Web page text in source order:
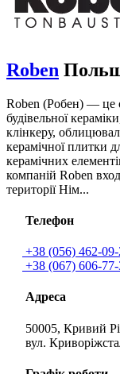
Roben
Roben (Робен) — це
будівельної
клінкеру,
керамічної плитки
керамічних
компаній Roben
території Нім...
Телефон
+38 (056) 462-
+38 (067) 606-
Адреса
50005, Кривий
вул.